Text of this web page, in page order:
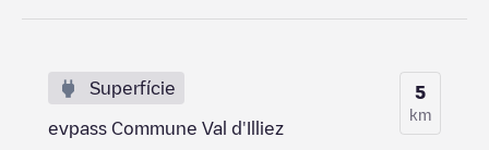
Superfície
evpass Commune Val d'Illiez
5
km